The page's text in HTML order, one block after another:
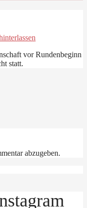
vor Rundenbeginn
statt.
abzugeben.